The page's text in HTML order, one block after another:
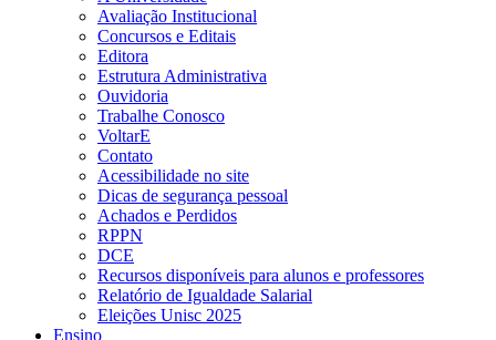
Avaliação Institucional
Concursos e Editais
Editora
Estrutura Administrativa
Ouvidoria
Trabalhe Conosco
VoltarE
Contato
Acessibilidade no site
Dicas de segurança pessoal
Achados e Perdidos
RPPN
DCE
Recursos disponíveis para alunos e professores
Relatório de Igualdade Salarial
Eleições Unisc 2025
Ensino